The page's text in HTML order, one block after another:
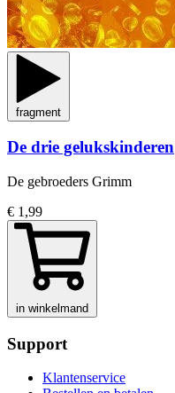
fragment
De drie gelukskinderen
De gebroeders Grimm
€ 1,99
in winkelmand
Support
Klantenservice